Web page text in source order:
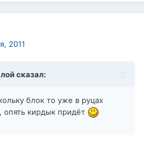
2011
сказал:
блок то уже в руцах
опять кирдык придёт